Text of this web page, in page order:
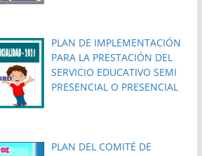
PLAN DE IMPLEMENTACIÓN
PARA LA PRESTACIÓN DEL
SERVICIO EDUCATIVO SEMI
PRESENCIAL O PRESENCIAL
PLAN DEL COMITÉ DE